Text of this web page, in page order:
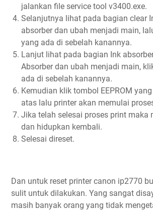
jalankan file service tool v3400.exe.
Selanjutnya lihat pada bagian clear
absorber dan ubah menjadi main,
yang ada di sebelah kanannya.
Lanjut lihat pada bagian Ink
Absorber dan ubah menjadi main,
ada di sebelah kanannya.
Kemudian klik tombol EEPROM
atas lalu printer akan memulai
Jika telah selesai proses print maka
dan hidupkan kembali.
Selesai direset.
Dan untuk reset printer canon ip2770
sulit untuk dilakukan. Yang sangat
masih banyak orang yang tidak